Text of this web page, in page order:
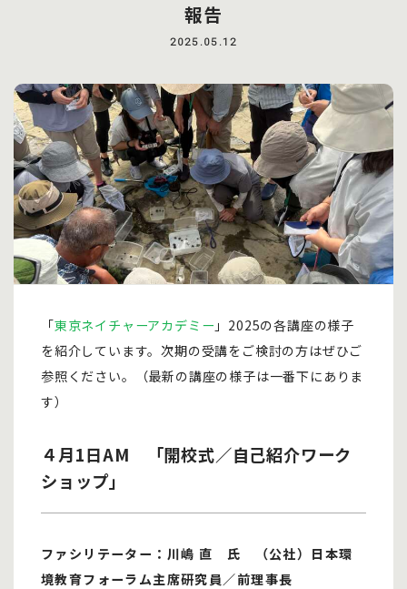
報告
2025.05.12
「東京ネイチャーアカデミー 」2025の各講座の様子
を紹介しています。次期の受講をご検討の方はぜひご
参照ください。（最新の講座の様子は一番下にありま
す）
４月1日AM 「開校式／自己紹介ワーク
ショップ」
ファシリテーター：川嶋 直 氏 （公社）日本環
境教育フォーラム主席研究員／前理事長